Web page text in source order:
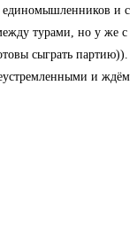
и с
турами, но у же с
сыграть партию)).
и ждём